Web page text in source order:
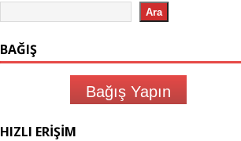
Ara
BAĞIŞ
Bağış Yapın
HIZLI ERIŞIM